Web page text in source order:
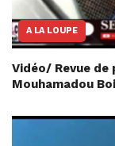
A LA LOUPE
Vidéo/ Revue de
Mouhamadou